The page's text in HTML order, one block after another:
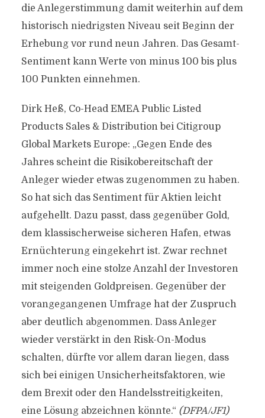
die Anlegerstimmung damit weiterhin auf dem
historisch niedrigsten Niveau seit Beginn der
Erhebung vor rund neun Jahren. Das Gesamt-
Sentiment kann Werte von minus 100 bis plus
100 Punkten einnehmen.
Dirk Heß, Co-Head EMEA Public Listed
Products Sales & Distribution bei Citigroup
Global Markets Europe: „Gegen Ende des
Jahres scheint die Risikobereitschaft der
Anleger wieder etwas zugenommen zu haben.
So hat sich das Sentiment für Aktien leicht
aufgehellt. Dazu passt, dass gegenüber Gold,
dem klassischerweise sicheren Hafen, etwas
Ernüchterung eingekehrt ist. Zwar rechnet
immer noch eine stolze Anzahl der Investoren
mit steigenden Goldpreisen. Gegenüber der
vorangegangenen Umfrage hat der Zuspruch
aber deutlich abgenommen. Dass Anleger
wieder verstärkt in den Risk-On-Modus
schalten, dürfte vor allem daran liegen, dass
sich bei einigen Unsicherheitsfaktoren, wie
dem Brexit oder den Handelsstreitigkeiten,
eine Lösung abzeichnen könnte.“ (DFPA/JF1)